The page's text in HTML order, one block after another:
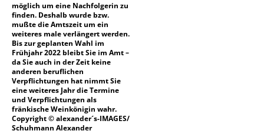
möglich um eine Nachfolgerin zu
finden. Deshalb wurde bzw.
mußte die Amtszeit um ein
weiteres male verlängert werden.
Bis zur geplanten Wahl im
Frühjahr 2022 bleibt Sie im Amt –
da Sie auch in der Zeit keine
anderen beruflichen
Verpflichtungen hat nimmt Sie
eine weiteres Jahr die Termine
und Verpflichtungen als
fränkische Weinkönigin wahr.
Copyright © alexander´s-IMAGES/
Schuhmann Alexander